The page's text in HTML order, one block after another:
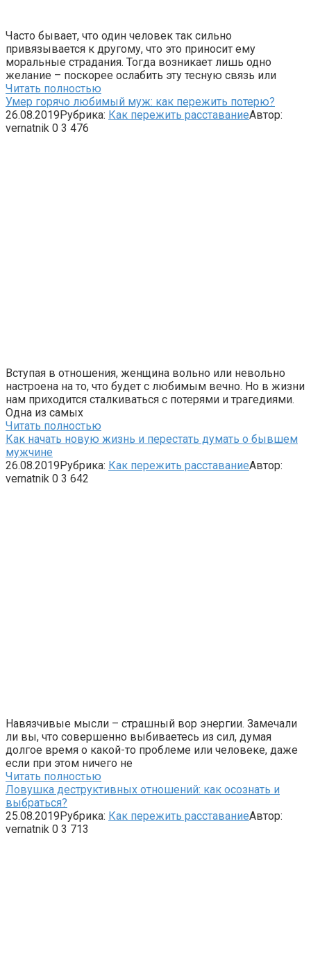
Часто бывает, что один человек так сильно
привязывается к другому, что это приносит ему
моральные страдания. Тогда возникает лишь одно
желание – поскорее ослабить эту тесную связь или
Читать полностью
Умер горячо любимый муж: как пережить потерю?
26.08.2019Рубрика: Как пережить расставаниеАвтор:
vernatnik 0 3 476
Вступая в отношения, женщина вольно или невольно
настроена на то, что будет с любимым вечно. Но в жизни
нам приходится сталкиваться с потерями и трагедиями.
Одна из самых
Читать полностью
Как начать новую жизнь и перестать думать о бывшем
мужчине
26.08.2019Рубрика: Как пережить расставаниеАвтор:
vernatnik 0 3 642
Навязчивые мысли – страшный вор энергии. Замечали
ли вы, что совершенно выбиваетесь из сил, думая
долгое время о какой-то проблеме или человеке, даже
если при этом ничего не
Читать полностью
Ловушка деструктивных отношений: как осознать и
выбраться?
25.08.2019Рубрика: Как пережить расставаниеАвтор:
vernatnik 0 3 713